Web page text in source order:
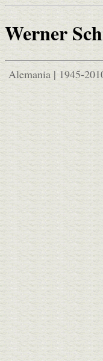
Werner
Alemania | 1945-